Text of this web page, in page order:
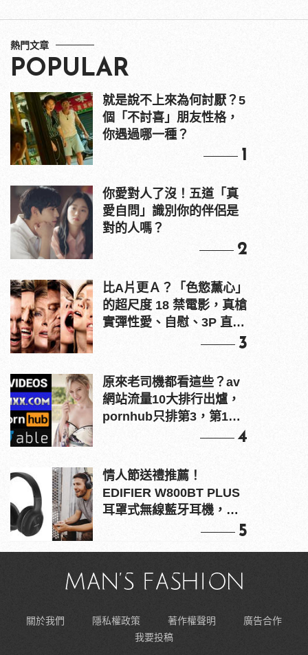
熱門文章
POPULAR
就是說不上來為何討厭？5
個「不討喜」朋友性格，
你遇過哪一種？
1
你愛對人了沒！五道「真
愛自問」識別你的伴侶是
對的人嗎？
2
比A片更Ａ？「色慾薰心」
的超尺度 18 禁電影，真槍
實彈性愛、自慰、3P 直接
3
原來老司機都看這些？av
網站流量10大排行出爐，
pornhub只排第3，第1名
4
情人節送禮推薦！
EDIFIER W800BT PLUS
耳罩式無線藍牙耳機，在
5
關於我們 隱私權政策 著作權聲明
廣告合作
我要投稿